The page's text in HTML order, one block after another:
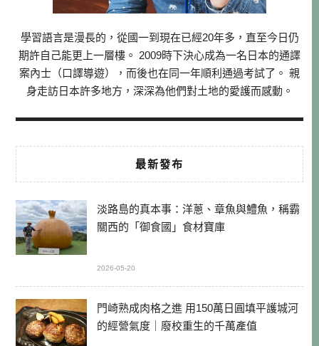
學習語言是漫長的，從國一到現在已經20年多，直至今日仍
期許自己能更上一層樓。 2009時下決心成為一名日本的通譯
案內士（口譯導遊），而後也在同一年順利通過考試了。 親
身走訪日本許多地方，深深為他們對土地的愛護而感動。
最新發布
淡路島的真本事：洋蔥、章魚與鱧魚，稱霸
關西的「御食國」食材寶庫
2026-05-20
門崎熟成肉格之進 用150萬日圓填平護城河
的經營氣度｜廢校重生的千萬產值